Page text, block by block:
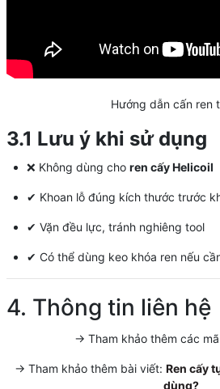
Hướng dẫn cấn ren
3.1 Lưu ý khi sử dụng
❌ Không dùng cho ren cấy Helicoil
✔ Khoan lỗ đúng kích thước trước
✔ Vặn đều lực, tránh nghiêng tool
✔ Có thể dùng keo khóa ren nếu
4. Thông tin liên hệ
-> Tham khảo thêm các
-> Tham khảo thêm bài viết: Ren cấy
dùng?